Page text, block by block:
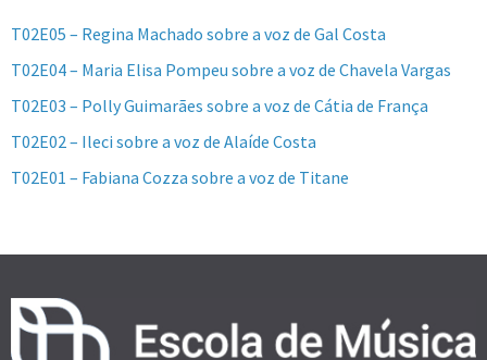
T02E05 – Regina Machado sobre a voz de Gal Costa
T02E04 – Maria Elisa Pompeu sobre a voz de Chavela Vargas
T02E03 – Polly Guimarães sobre a voz de Cátia de França
T02E02 – Ileci sobre a voz de Alaíde Costa
T02E01 – Fabiana Cozza sobre a voz de Titane